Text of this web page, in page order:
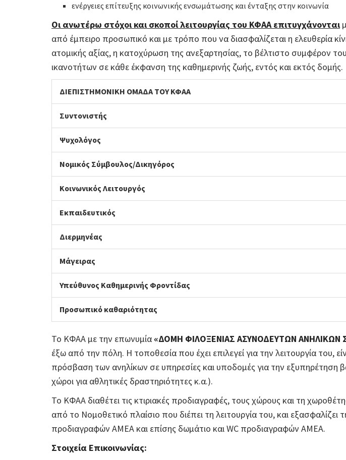
ενέργειες επίτευξης κοινωνικής ενσωμάτωσης και ένταξης στην κοινωνία
Οι ανωτέρω στόχοι και σκοποί λειτουργίας του ΚΦΑΑ επιτυγχάνονται
από έμπειρο προσωπικό και με τρόπο που να διασφαλίζεται η ελευθερία
ατομικής αξίας, η κατοχύρωση της ανεξαρτησίας, το βέλτιστο συμφέρον
ικανοτήτων σε κάθε έκφανση της καθημερινής ζωής, εντός και εκτός δομής.
ΔΙΕΠΙΣΤΗΜΟΝΙΚΗ ΟΜΑΔΑ ΤΟΥ ΚΦΑΑ
Συντονιστής
Ψυχολόγος
Νομικός Σύμβουλος/Δικηγόρος
Κοινωνικός Λειτουργός
Εκπαιδευτικός
Διερμηνέας
Μάγειρας
Υπεύθυνος Καθημερινής Φροντίδας
Προσωπικό καθαριότητας
Το ΚΦΑΑ με την επωνυμία«ΔΟΜΗ ΦΙΛΟΞΕΝΙΑΣ ΑΣΥΝΟΔΕΥΤΩΝ ΑΝΗΛΙKΩΝ
έξω από την πόλη. Η τοποθεσία που έχει επιλεγεί για την λειτουργία του,
πρόσβαση των ανηλίκων σε υπηρεσίες και υποδομές για την εξυπηρέτηση
χώροι για αθλητικές δραστηριότητες κ.α.).
Το ΚΦΑΑ διαθέτει τις κτιριακές προδιαγραφές, τους χώρους και τη
από το Νομοθετικό πλαίσιο που διέπει τη λειτουργία του, και
προδιαγραφών ΑΜΕΑ και επίσης δωμάτιο και WC προδιαγραφών ΑΜΕΑ.
Στοιχεία Επικοινωνίας: